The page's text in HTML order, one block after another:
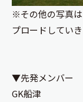
※その他の写真
プロードしていき
▼先発メンバー
GK船津